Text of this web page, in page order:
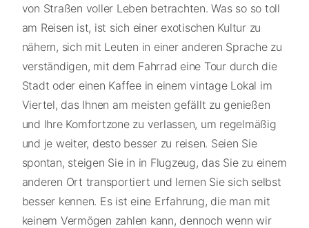
von Straßen voller Leben betrachten. Was so so toll
am Reisen ist, ist sich einer exotischen Kultur zu
nähern, sich mit Leuten in einer anderen Sprache zu
verständigen, mit dem Fahrrad eine Tour durch die
Stadt oder einen Kaffee in einem vintage Lokal im
Viertel, das Ihnen am meisten gefällt zu genießen
und Ihre Komfortzone zu verlassen, um regelmäßig
und je weiter, desto besser zu reisen. Seien Sie
spontan, steigen Sie in in Flugzeug, das Sie zu einem
anderen Ort transportiert und lernen Sie sich selbst
besser kennen. Es ist eine Erfahrung, die man mit
keinem Vermögen zahlen kann, dennoch wenn wir